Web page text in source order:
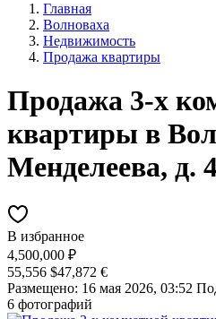
Главная
Волноваха
Недвижимость
Продажа квартиры
Продажа 3-х
квартиры в
Менделеева, д.
В избранное
4,500,000 ₽
55,556 $47,872 €
Размещено: 16 мая 2026, 03:52
6 фотографий